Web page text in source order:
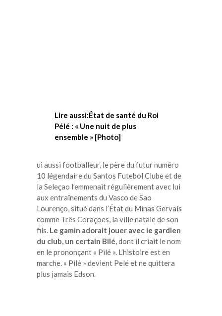
Lire aussi:État de santé du Roi
Pélé : « Une nuit de plus
ensemble » [Photo]
ui aussi footballeur, le père du futur numéro
10 légendaire du Santos Futebol Clube et de
la Seleçao l’emmenait régulièrement avec lui
aux entraînements du Vasco de Sao
Lourenço, situé dans l’État du Minas Gervais
comme Três Coraçoes, la ville natale de son
fils. Le gamin adorait jouer avec le gardien
du club, un certain Bilé, dont il criait le nom
en le prononçant « Pilé ». L’histoire est en
marche. « Pilé » devient Pelé et ne quittera
plus jamais Edson.